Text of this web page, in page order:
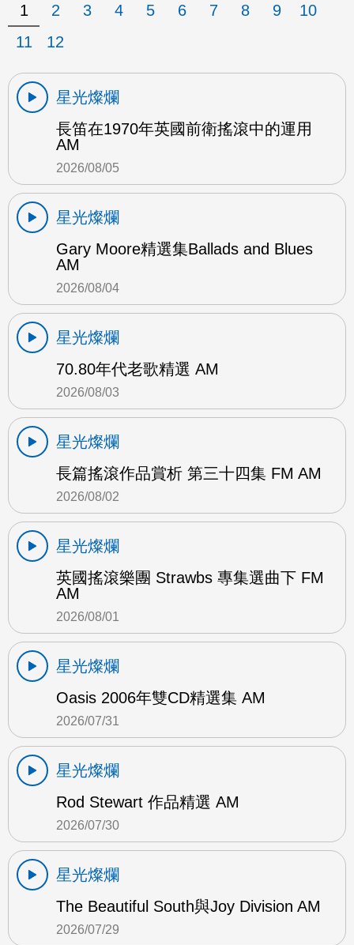
1 2 3 4 5 6 7 8 9
10
11
12
星光燦爛
長笛在1970年英國前衛搖滾中的運用
AM
2026/08/05
星光燦爛
Gary Moore精選集Ballads and Blues
AM
2026/08/04
星光燦爛
70.80年代老歌精選 AM
2026/08/03
星光燦爛
長篇搖滾作品賞析 第三十四集 FM AM
2026/08/02
星光燦爛
英國搖滾樂團 Strawbs 專集選曲下 FM
AM
2026/08/01
星光燦爛
Oasis 2006年雙CD精選集 AM
2026/07/31
星光燦爛
Rod Stewart 作品精選 AM
2026/07/30
星光燦爛
The Beautiful South與Joy Division AM
2026/07/29